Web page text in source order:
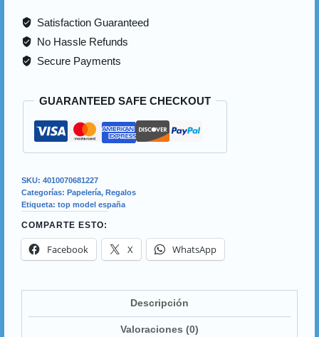
Satisfaction Guaranteed
No Hassle Refunds
Secure Payments
GUARANTEED SAFE CHECKOUT
SKU: 4010070681227
Categorías: Papelería, Regalos
Etiqueta: top model españa
COMPARTE ESTO:
Facebook X WhatsApp
Descripción
Valoraciones (0)